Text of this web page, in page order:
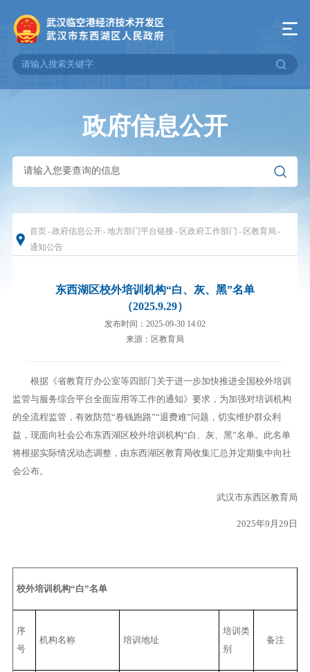
政府信息公开
首页-政府信息公开-地方部门平台链接- 区政府工作部门 - 区教育局 -
通知公告
东西湖区校外培训机构“白、灰、黑”名单
（2025.9.29）
发布时间：2025-09-30 14:02
来源：区教育局
根据《省教育厅办公室等四部门关于进一步加快推进全国校外培训
监管与服务综合平台全面应用等工作的通知》要求，为加强对培训机构
的全流程监管，有效防范“卷钱跑路”“退费难”问题，切实维护群众利
益，现面向社会公布东西湖区校外培训机构“白、灰、黑”名单。此名单
将根据实际情况动态调整，由东西湖区教育局收集汇总并定期集中向社
会公布。
武汉市东西区教育局
2025年9月29日
校外培训机构“白”名单
序
号
机构名称 培训地址
培训类
别
备注